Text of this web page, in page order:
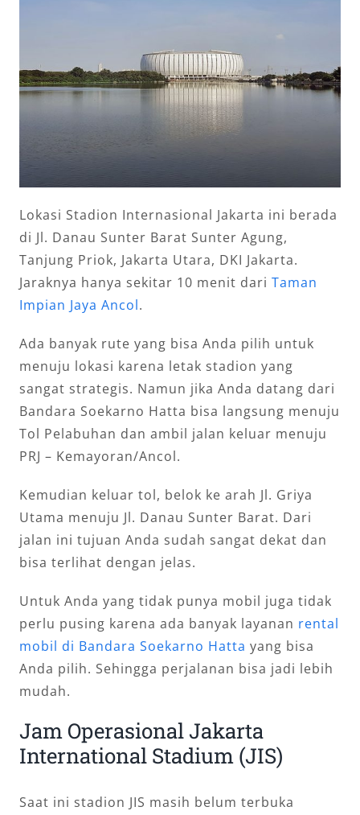
Lokasi Stadion Internasional Jakarta ini berada
di Jl. Danau Sunter Barat Sunter Agung,
Tanjung Priok, Jakarta Utara, DKI Jakarta.
Jaraknya hanya sekitar 10 menit dari Taman
Impian Jaya Ancol.
Ada banyak rute yang bisa Anda pilih untuk
menuju lokasi karena letak stadion yang
sangat strategis. Namun jika Anda datang dari
Bandara Soekarno Hatta bisa langsung menuju
Tol Pelabuhan dan ambil jalan keluar menuju
PRJ – Kemayoran/Ancol.
Kemudian keluar tol, belok ke arah Jl. Griya
Utama menuju Jl. Danau Sunter Barat. Dari
jalan ini tujuan Anda sudah sangat dekat dan
bisa terlihat dengan jelas.
Untuk Anda yang tidak punya mobil juga tidak
perlu pusing karena ada banyak layanan rental
mobil di Bandara Soekarno Hatta yang bisa
Anda pilih. Sehingga perjalanan bisa jadi lebih
mudah.
Jam Operasional Jakarta
International Stadium (JIS)
Saat ini stadion JIS masih belum terbuka